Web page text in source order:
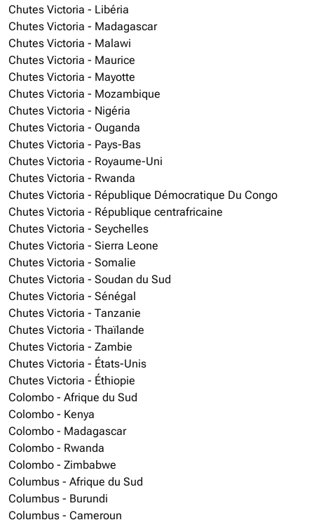
Chutes Victoria - Libéria
Chutes Victoria - Madagascar
Chutes Victoria - Malawi
Chutes Victoria - Maurice
Chutes Victoria - Mayotte
Chutes Victoria - Mozambique
Chutes Victoria - Nigéria
Chutes Victoria - Ouganda
Chutes Victoria - Pays-Bas
Chutes Victoria - Royaume-Uni
Chutes Victoria - Rwanda
Chutes Victoria - République Démocratique Du Congo
Chutes Victoria - République centrafricaine
Chutes Victoria - Seychelles
Chutes Victoria - Sierra Leone
Chutes Victoria - Somalie
Chutes Victoria - Soudan du Sud
Chutes Victoria - Sénégal
Chutes Victoria - Tanzanie
Chutes Victoria - Thaïlande
Chutes Victoria - Zambie
Chutes Victoria - États-Unis
Chutes Victoria - Éthiopie
Colombo - Afrique du Sud
Colombo - Kenya
Colombo - Madagascar
Colombo - Rwanda
Colombo - Zimbabwe
Columbus - Afrique du Sud
Columbus - Burundi
Columbus - Cameroun